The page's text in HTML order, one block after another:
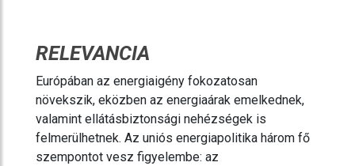
RELEVANCIA
Európában az energiaigény fokozatosan
növekszik, eközben az energiaárak emelkednek,
valamint ellátásbiztonsági nehézségek is
felmerülhetnek. Az uniós energiapolitika három fő
szempontot vesz figyelembe: az